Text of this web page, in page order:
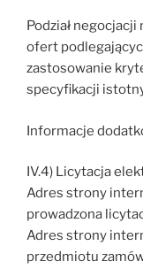
Podział
ofert
zastosowanie
specyfikacji
Informacje
IV.4) Licytacja
Adres strony
prowadzona
Adres strony
przedmiotu